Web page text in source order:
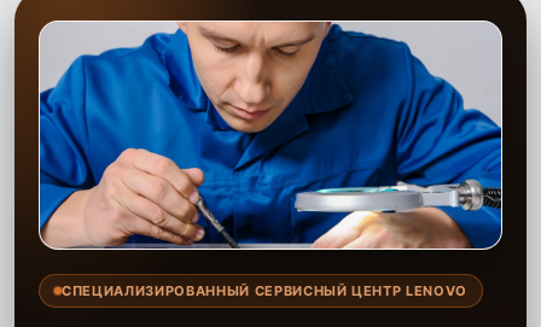
СПЕЦИАЛИЗИРОВАННЫЙ СЕРВИСНЫЙ ЦЕНТР LENOVO